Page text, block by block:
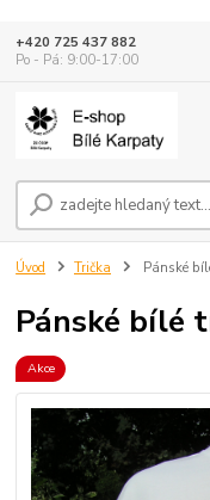
+420 725 437 882
Po - Pá: 9:00-17:00
Úvod Trička Pánské
Pánské bílé
Akce